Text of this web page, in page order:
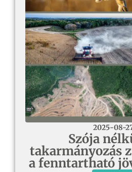
2025-08-
Szója
takarmányozás
a fenntartható